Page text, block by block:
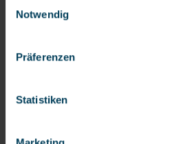
Mit Klick auf „[Zustimmen / Alles
erteilen Sie Ihre Einwilligung
Ihr Verhalten in unserem Shop an
Deutschland), die diese Daten
zuordnen kann, sie aber zu
Notwendig
Präferenzen
Statistiken
Available
Product number:
Emergency Resuscitator DH Adult